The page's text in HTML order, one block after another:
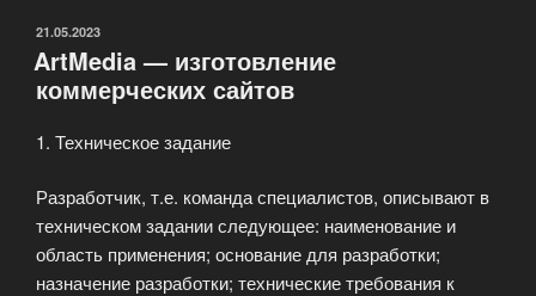
ОПУБЛИКОВАНО
21.05.2023
ArtMedia — изготовление
коммерческих сайтов
1. Техническое задание
Разработчик, т.е. команда специалистов, описывают в
техническом задании следующее: наименование и
область применения; основание для разработки;
назначение разработки; технические требования к